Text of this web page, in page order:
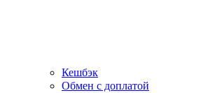
Кешбэк
Обмен с доплатой